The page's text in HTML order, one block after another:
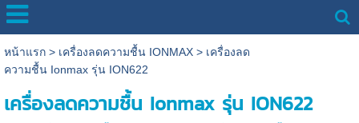
หน้าแรก> เครื่องลดความชื้น IONMAX> เครื่องลด
ความชื้น Ionmax รุ่น ION622
เครื่องลดความชื้น Ionmax รุ่น ION622